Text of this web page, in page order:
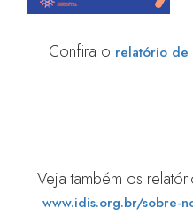
Confira o relatório de
Veja também os
www.idis.org.br/sobre-